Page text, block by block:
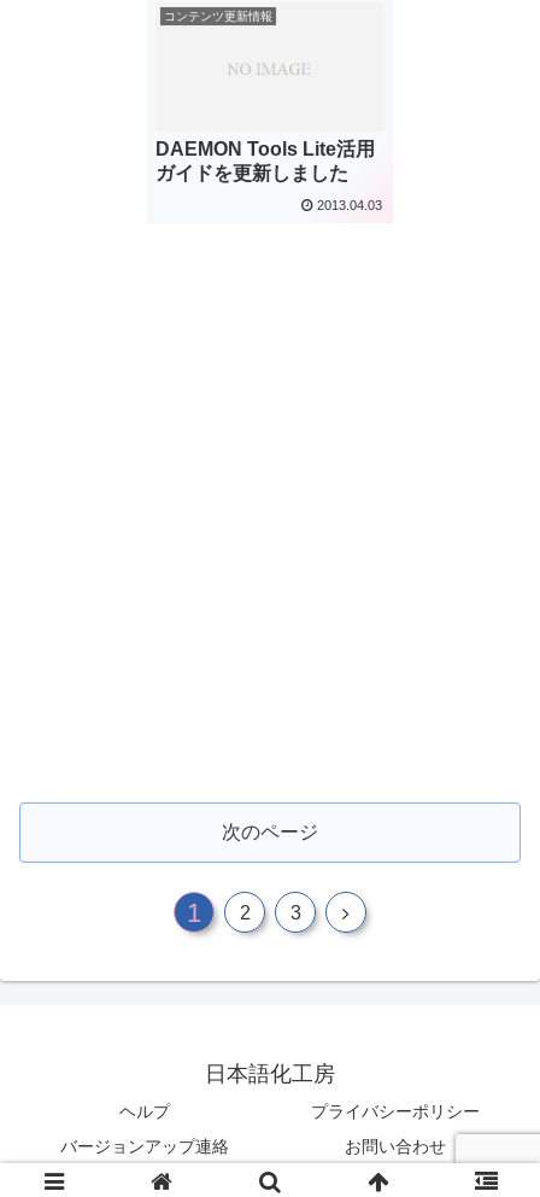
コンテンツ更新情報
DAEMON Tools Lite活用
ガイドを更新しました
2013.04.03
次のページ
1 2 3
日本語化工房
ヘルプ
プライバシーポリシー
バージョンアップ連絡
お問い合わせ
© 2003-2026 日本語化工房.